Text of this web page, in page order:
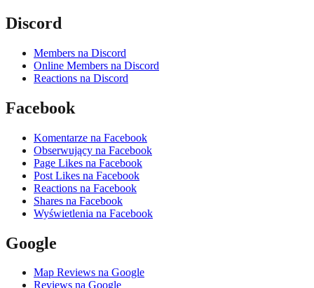
Discord
Members na Discord
Online Members na Discord
Reactions na Discord
Facebook
Komentarze na Facebook
Obserwujący na Facebook
Page Likes na Facebook
Post Likes na Facebook
Reactions na Facebook
Shares na Facebook
Wyświetlenia na Facebook
Google
Map Reviews na Google
Reviews na Google